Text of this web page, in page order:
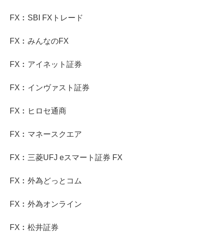
FX︰SBI FXトレード
FX︰みんなのFX
FX︰アイネット証券
FX︰インヴァスト証券
FX︰ヒロセ通商
FX︰マネースクエア
FX︰三菱UFJ eスマート証券 FX
FX︰外為どっとコム
FX︰外為オンライン
FX︰松井証券